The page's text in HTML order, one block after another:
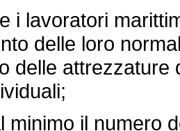
lavoratori
delle loro
delle
il numero